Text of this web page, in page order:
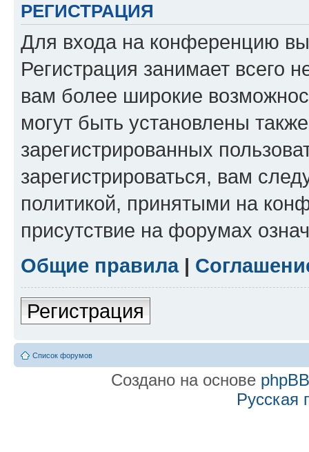
РЕГИСТРАЦИЯ
Для входа на конференцию
Регистрация занимает всего
вам более широкие
могут быть установлены
зарегистрированных
зарегистрироваться, вам
политикой, принятыми на
присутствие на форумах
Общие правила|
Регистрация
Список форумов
Создано на основе phpBB
Русская